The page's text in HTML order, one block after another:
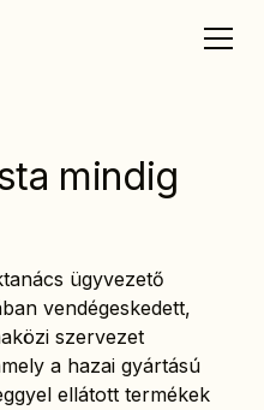
mindig
ügyvezető
vendégeskedett,
szervezet
a hazai gyártású
ellátott termékek